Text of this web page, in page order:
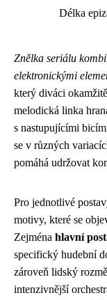
Délka
Znělka seriálu
elektronickými
který diváci
melodická linka
s nastupujícími
se v různých
pomáhá udržovat
Pro jednotlivé
motivy, které se
Zejména hlavní
specifický hudební
zároveň lidský
intenzivnější